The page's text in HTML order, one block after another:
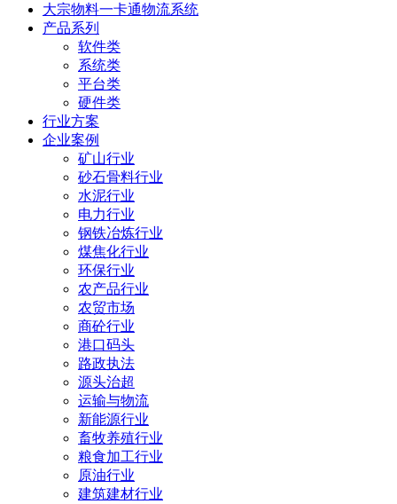
大宗物料一卡通物流系统
产品系列
软件类
系统类
平台类
硬件类
行业方案
企业案例
矿山行业
砂石骨料行业
水泥行业
电力行业
钢铁冶炼行业
煤焦化行业
环保行业
农产品行业
农贸市场
商砼行业
港口码头
路政执法
源头治超
运输与物流
新能源行业
畜牧养殖行业
粮食加工行业
原油行业
建筑建材行业